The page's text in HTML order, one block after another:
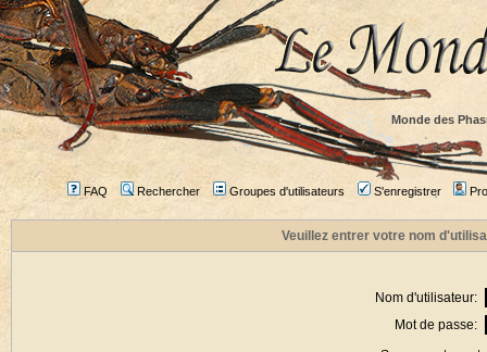
Monde des
FAQ Rechercher Groupes d'utilisateurs S'enregistrer
Veuillez entrer votre nom
Nom d'utilisateur:
Mot de passe: